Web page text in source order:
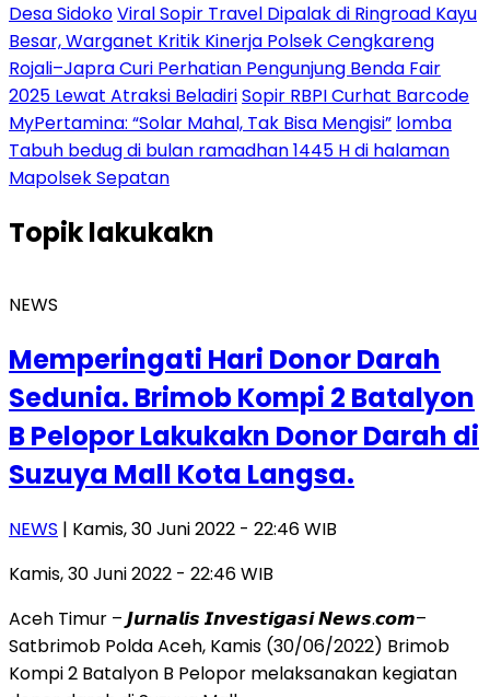
Desa SidokoViral Sopir Travel Dipalak di Ringroad Kayu
Besar, Warganet Kritik Kinerja Polsek Cengkareng
Rojali–Japra Curi Perhatian Pengunjung Benda Fair
2025 Lewat Atraksi BeladiriSopir RBPI Curhat Barcode
MyPertamina: “Solar Mahal, Tak Bisa Mengisi” lomba
Tabuh bedug di bulan ramadhan 1445 H di halaman
Mapolsek Sepatan
Topiklakukakn
NEWS
Memperingati Hari Donor Darah
Sedunia. Brimob Kompi 2 Batalyon
B Pelopor Lakukakn Donor Darah di
Suzuya Mall Kota Langsa.
NEWS | Kamis, 30 Juni 2022 - 22:46 WIB
Kamis, 30 Juni 2022 - 22:46 WIB
Aceh Timur – 𝙅𝙪𝙧𝙣𝙖𝙡𝙞𝙨 𝙄𝙣𝙫𝙚𝙨𝙩𝙞𝙜𝙖𝙨𝙞 𝙉𝙚𝙬𝙨.𝙘𝙤𝙢–
Satbrimob Polda Aceh, Kamis (30/06/2022) Brimob
Kompi 2 Batalyon B Pelopor melaksanakan kegiatan